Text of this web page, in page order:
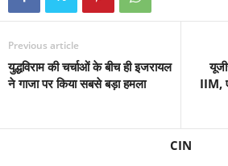
Previous article
युद्धविराम की चर्चाओं के बीच ही इजरायल
ने गाजा पर किया सबसे बड़ा हमला
IIM,
CIN